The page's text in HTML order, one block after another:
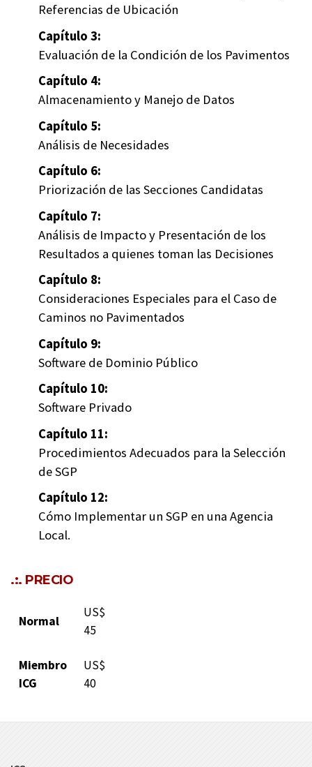
Referencias de Ubicación
Capítulo 3:
Evaluación de la Condición de los Pavimentos
Capítulo 4:
Almacenamiento y Manejo de Datos
Capítulo 5:
Análisis de Necesidades
Capítulo 6:
Priorización de las Secciones Candidatas
Capítulo 7:
Análisis de Impacto y Presentación de los
Resultados a quienes toman las Decisiones
Capítulo 8:
Consideraciones Especiales para el Caso de
Caminos no Pavimentados
Capítulo 9:
Software de Dominio Público
Capítulo 10:
Software Privado
Capítulo 11:
Procedimientos Adecuados para la Selección
de SGP
Capítulo 12:
Cómo Implementar un SGP en una Agencia
Local.
.:. PRECIO
Normal
US$
45
Miembro
ICG
US$
40